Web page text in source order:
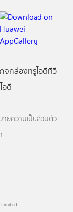
จกล่องทรูไอดีทีวี
อดี
ายความเป็นส่วนตัว